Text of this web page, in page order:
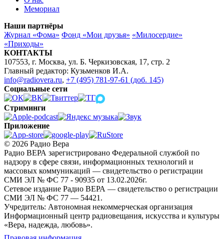
Мемориал
Наши партнёры
Журнал «Фома» Фонд «Мои друзья» «Милосердие»
«Приходы»
КОНТАКТЫ
107553, г. Москва, ул. Б. Черкизовская, 17, стр. 2
Главный редактор: Кузьменков И.А.
info@radiovera.ru, +7 (495) 781-97-61 (доб. 145)
Социальные сети
Стриминги
Приложение
© 2026 Радио Вера
Радио ВЕРА зарегистрировано Федеральной службой по
надзору в сфере связи, информационных технологий и
массовых коммуникаций — свидетельство о регистрации
СМИ ЭЛ № ФС 77 - 90935 от 13.02.2026г.
Сетевое издание Радио ВЕРА — свидетельство о регистрации
СМИ ЭЛ № ФС 77 — 54421.
Учредитель: Автономная некоммерческая организация
Информационный центр радиовещания, искусства и культуры
«Вера, надежда, любовь».